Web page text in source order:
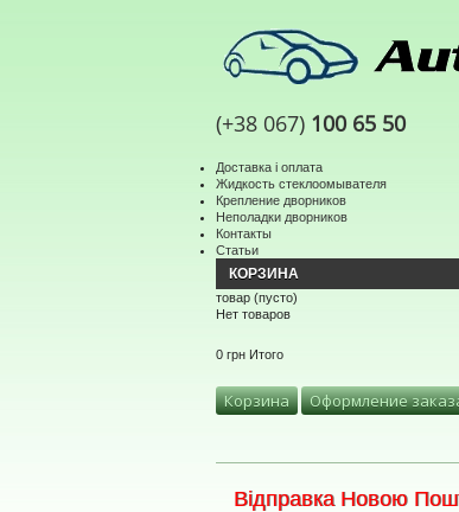
(+38 067) 100 65 50
Доставка і оплата
Жидкость стеклоомывателя
Крепление дворников
Неполадки дворников
Контакты
Статьи
КОРЗИНА
товар (пусто)
Нет товаров
0 грн Итого
Корзина Оформление
Відправка Новою